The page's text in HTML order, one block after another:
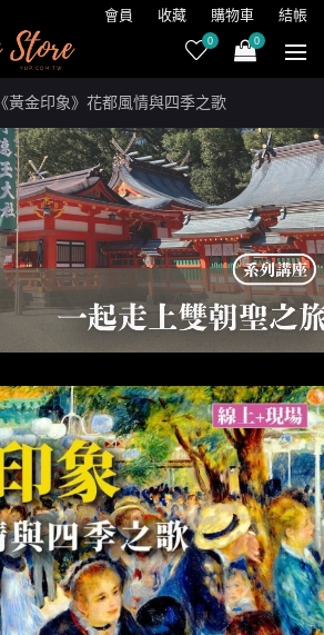
會員 收藏 購物車 結帳
0 0
《黃金印象》花都風情與四季之歌